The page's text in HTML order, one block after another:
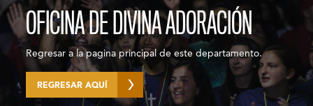
OFICINA DE DIVINA ADORACIÓN
Regresar a la pagina principal de este departamento.
REGRESAR AQUÍ